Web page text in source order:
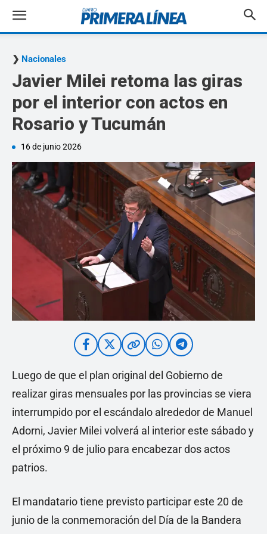
Nacionales
Javier Milei retoma las giras
por el interior con actos en
Rosario y Tucumán
16 de junio 2026
Luego de que el plan original del Gobierno de
realizar giras mensuales por las provincias se viera
interrumpido por el escándalo alrededor de Manuel
Adorni, Javier Milei volverá al interior este sábado y
el próximo 9 de julio para encabezar dos actos
patrios.
El mandatario tiene previsto participar este 20 de
junio de la conmemoración del Día de la Bandera